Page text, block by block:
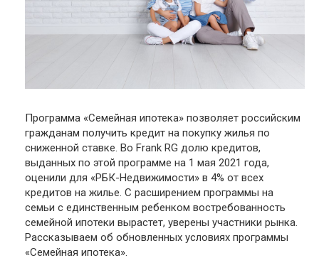
Программа «Семейная ипотека» позволяет российским
гражданам получить кредит на покупку жилья по
сниженной ставке. Во Frank RG долю кредитов,
выданных по этой программе на 1 мая 2021 года,
оценили для «РБК-Недвижимости» в 4% от всех
кредитов на жилье. С расширением программы на
семьи с единственным ребенком востребованность
семейной ипотеки вырастет, уверены участники рынка.
Рассказываем об обновленных условиях программы
«Семейная ипотека».